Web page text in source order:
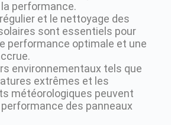
performance.
régulier et le nettoyage des
sont essentiels pour
performance optimale et une
environnementaux tels que
extrêmes et les
météorologiques peuvent
des panneaux